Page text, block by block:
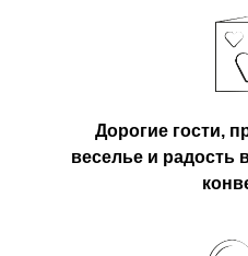
Дорогие гости,
веселье и радость